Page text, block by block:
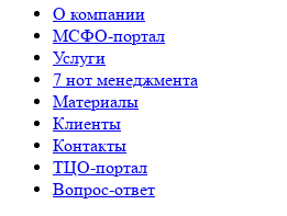
О компании
МСФО-портал
Услуги
7 нот менеджмента
Материалы
Клиенты
Контакты
ТЦО-портал
Вопрос-ответ